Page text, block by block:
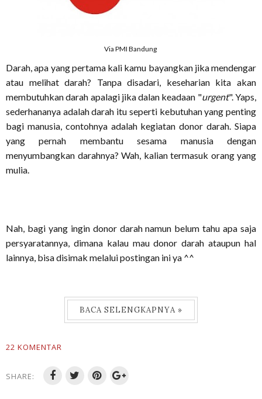
Via PMI Bandung
Darah, apa yang pertama kali kamu bayangkan jika mendengar
atau melihat darah? Tanpa disadari, keseharian kita akan
membutuhkan darah apalagi jika dalan keadaan "urgent". Yaps,
sederhananya adalah darah itu seperti kebutuhan yang penting
bagi manusia, contohnya adalah kegiatan donor darah. Siapa
yang pernah membantu sesama manusia dengan
menyumbangkan darahnya? Wah, kalian termasuk orang yang
mulia.
Nah, bagi yang ingin donor darah namun belum tahu apa saja
persyaratannya, dimana kalau mau donor darah ataupun hal
lainnya, bisa disimak melalui postingan ini ya ^^
BACA SELENGKAPNYA »
22 KOMENTAR
SHARE: